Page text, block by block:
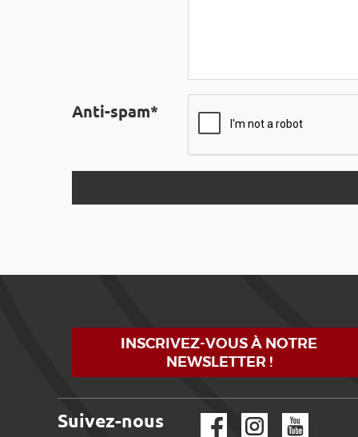
Anti-spam*
INSCRIVEZ-VOUS À NOTRE
NEWSLETTER !
Suivez-nous